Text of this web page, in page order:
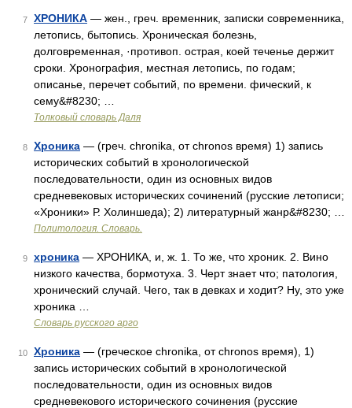
7 ХРОНИКА — жен., греч. временник, записки современника,
летопись, бытопись. Хроническая болезнь,
долговременная, ·противоп. острая, коей теченье держит
сроки. Хронография, местная летопись, по годам;
описанье, перечет событий, по времени. фический, к
сему&#8230; …
Толковый словарь Даля
8 Хроника — (греч. chronika, от chronos время) 1) запись
исторических событий в хронологической
последовательности, один из основных видов
средневековых исторических сочинений (русские летописи;
«Хроники» Р. Холиншеда); 2) литературный жанр&#8230; …
Политология. Словарь.
9 хроника — ХРОНИКА, и, ж. 1. То же, что хроник. 2. Вино
низкого качества, бормотуха. 3. Черт знает что; патология,
хронический случай. Чего, так в девках и ходит? Ну, это уже
хроника …
Словарь русского арго
10 Хроника — (греческое chronika, от chronos время), 1)
запись исторических событий в хронологической
последовательности, один из основных видов
средневекового исторического сочинения (русские